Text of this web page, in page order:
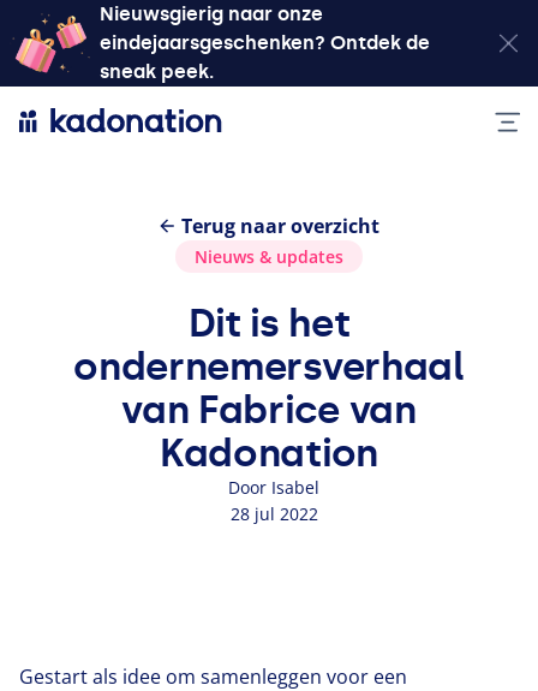
Nieuwsgierig naar onze
eindejaarsgeschenken? Ontdek de
sneak peek.
Terug naar overzicht
Nieuws & updates
Dit is het
ondernemersverhaal
van Fabrice van
Kadonation
Door Isabel
28 jul 2022
Gestart als idee om samenleggen voor een